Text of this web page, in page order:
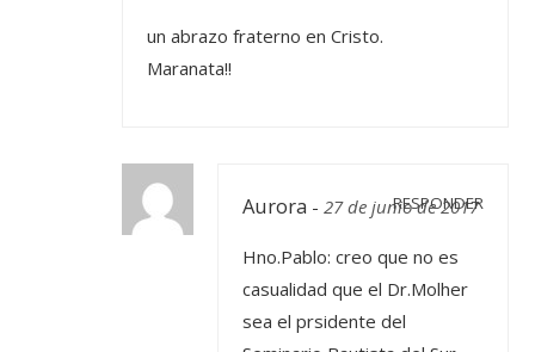
un abrazo fraterno en Cristo.
Maranata!!
Aurora -27 de junio de 2017
RESPONDER
Hno.Pablo: creo que no es
casualidad que el Dr.Molher
sea el prsidente del